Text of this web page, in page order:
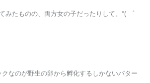
みたものの、両方女の子だったりして。°( ゜
なのが野生の卵から孵化するしかないパター